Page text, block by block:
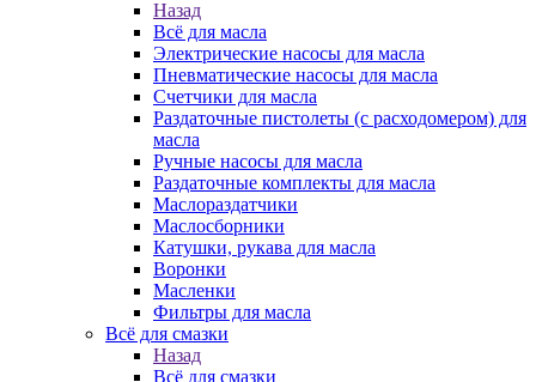
Назад
Всё для масла
Электрические насосы для масла
Пневматические насосы для масла
Счетчики для масла
Раздаточные пистолеты (с расходомером) для
масла
Ручные насосы для масла
Раздаточные комплекты для масла
Маслораздатчики
Маслосборники
Катушки, рукава для масла
Воронки
Масленки
Фильтры для масла
Всё для смазки
Назад
Всё для смазки